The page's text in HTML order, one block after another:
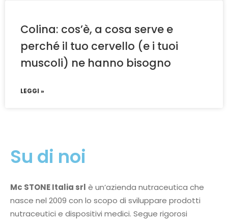
Colina: cos’è, a cosa serve e
perché il tuo cervello (e i tuoi
muscoli) ne hanno bisogno
LEGGI »
Su di noi
Mc STONE Italia srl è un’azienda nutraceutica che
nasce nel 2009 con lo scopo di sviluppare prodotti
nutraceutici e dispositivi medici. Segue rigorosi